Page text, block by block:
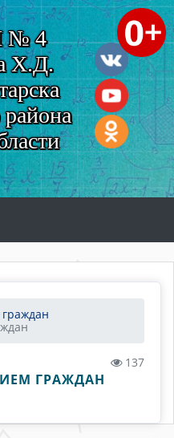
№ 4
Х.Д.
района
137
ГРАЖДАН